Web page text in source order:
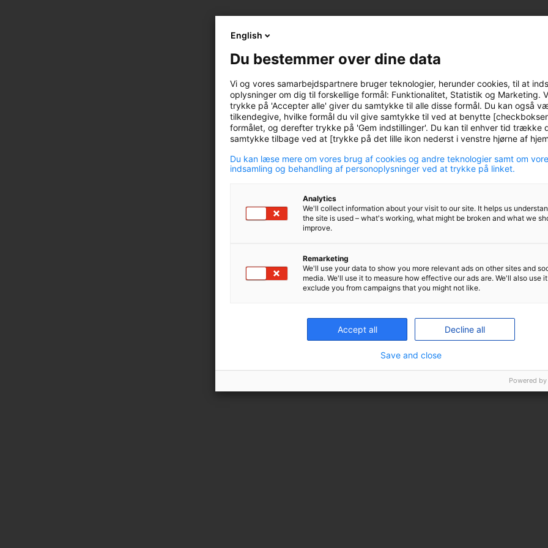
English
Du bestemmer over dine data
Vi og vores samarbejdspartnere bruger teknologier, herunder cookies, til at
oplysninger om dig til forskellige formål: Funktionalitet, Statistik og Marketing.
trykke på 'Accepter alle' giver du samtykke til alle disse formål. Du kan også
tilkendegive, hvilke formål du vil give samtykke til ved at benytte
formålet, og derefter trykke på 'Gem indstillinger'. Du kan til enhver tid trække
samtykke tilbage ved at [trykke på det lille ikon nederst i venstre hjørne af
Du kan læse mere om vores brug af cookies og andre teknologier samt om
indsamling og behandling af personoplysninger ved at trykke på linket.
Analytics
We'll collect information about your visit to our site. It helps us
the site is used – what's working, what might be broken and what we
improve.
Remarketing
We'll use your data to show you more relevant ads on other sites and
media. We'll use it to measure how effective our ads are. We'll also use
exclude you from campaigns that you might not like.
Accept all Decline all
Save and close
Powered by